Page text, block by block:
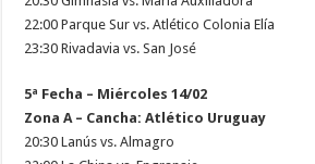
22:00 Parque Sur vs. Atlético Colonia Elía
23:30 Rivadavia vs. San José
5ª Fecha – Miércoles 14/02
Zona A – Cancha: Atlético Uruguay
20:30 Lanús vs. Almagro